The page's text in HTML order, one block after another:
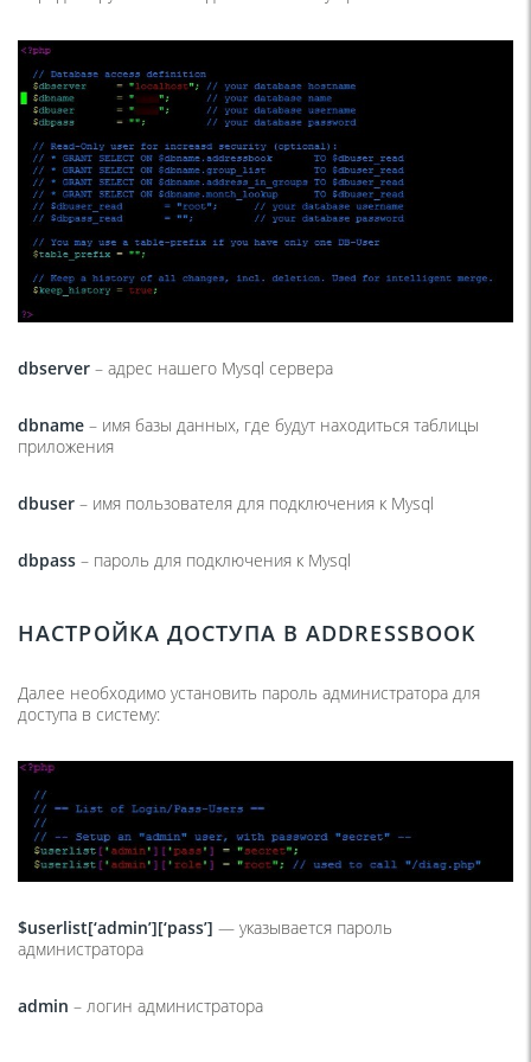
dbserver – адрес нашего Mysql сервера
dbname – имя базы данных, где будут находиться таблицы
приложения
dbuser – имя пользователя для подключения к Mysql
dbpass – пароль для подключения к Mysql
НАСТРОЙКА ДОСТУПА В ADDRESSBOOK
Далее необходимо установить пароль администратора для
доступа в систему:
$userlist[‘admin’][‘pass’] — указывается пароль
администратора
admin – логин администратора